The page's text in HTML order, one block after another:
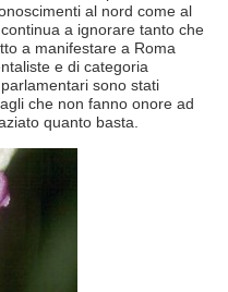
al nord come al
a ignorare tanto che
a manifestare a Roma
e di categoria
sono stati
che non fanno onore ad
quanto basta.